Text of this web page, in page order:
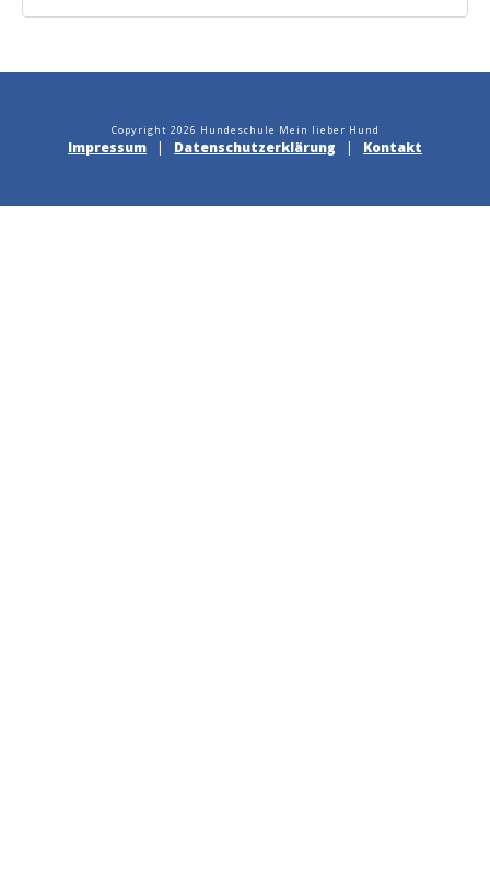
Copyright 2026 Hundeschule Mein lieber Hund
Impressum | Datenschutzerklärung | Kontakt